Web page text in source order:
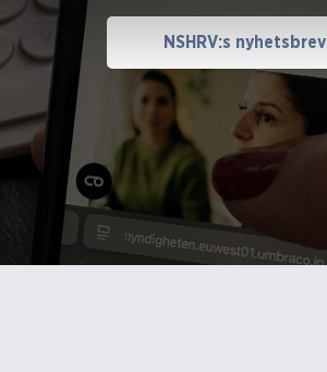
NSHRV:s nyhetsbrev